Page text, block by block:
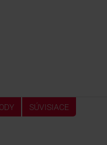
SÚVISIACE